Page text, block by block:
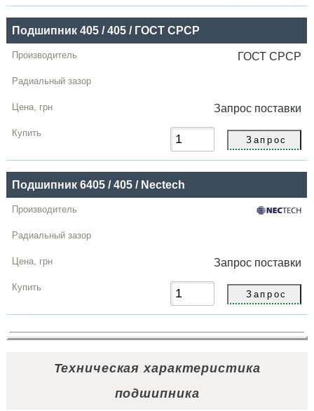
Подшипник 405 / 405 / ГОСТ СРСР
ГОСТ СРСР
Запрос поставки
Подшипник 6405 / 405 / Nectech
Запрос поставки
Техническая характеристика
подшипника